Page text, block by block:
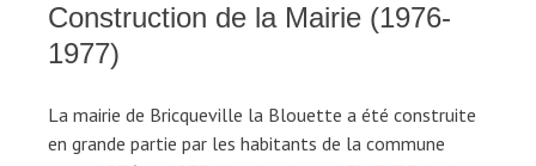
Construction de la Mairie (1976-
1977)
La mairie de Bricqueville la Blouette a été construite
en grande partie par les habitants de la commune